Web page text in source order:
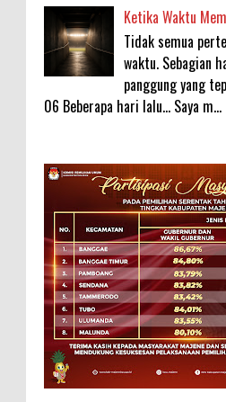
Ketika Waktu
Tidak semua
waktu. Sebagian
panggung yang
06 Beberapa hari lalu... Saya m...